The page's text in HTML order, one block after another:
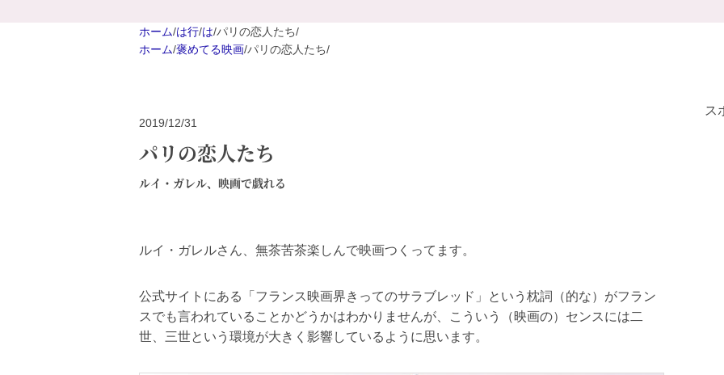
ホーム/は行/は/パリの恋人たち/
ホーム/褒めてる映画/パリの恋人たち/
2019/12/31
パリの恋人たち
ルイ・ガレル、映画で戯れる
ルイ・ガレルさん、無茶苦茶楽しんで映画つくってます。
公式サイトにある「フランス映画界きってのサラブレッド」という枕詞（的な）がフラン
スでも言われていることかどうかはわかりませんが、こういう（映画の）センスには二
世、三世という環境が大きく影響しているように思います。
ス